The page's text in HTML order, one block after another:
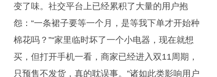
变了味。社交平台上已经累积了大量的用户抱
怨：“一条裙子要等一个月，是等我下单才开始种
棉花吗？”“家里临时坏了一个小电器，现在就想
买，但打开手机一看，商家已经进入双11周期，
只预售不发货，真的耽误事。”诸如此类影响用户